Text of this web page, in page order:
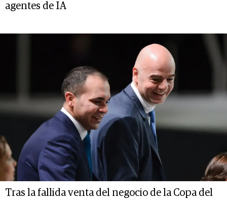
agentes de IA
Tras la fallida venta del negocio de la Copa del